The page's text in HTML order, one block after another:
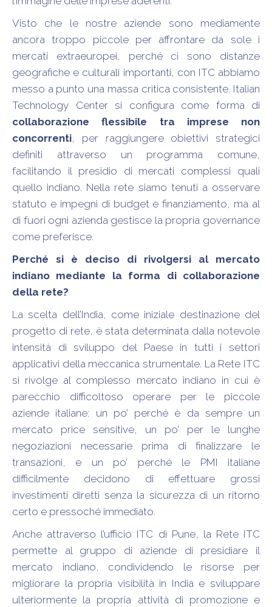
Visto che le nostre aziende sono mediamente
ancora troppo piccole per affrontare da sole i
mercati extraeuropei, perché ci sono distanze
geografiche e culturali importanti, con ITC abbiamo
messo a punto una massa critica consistente. Italian
Technology Center si configura come forma di
collaborazione flessibile tra imprese non
concorrenti, per raggiungere obiettivi strategici
definiti attraverso un programma comune,
facilitando il presidio di mercati complessi quali
quello indiano. Nella rete siamo tenuti a osservare
statuto e impegni di budget e finanziamento, ma al
di fuori ogni azienda gestisce la propria governance
come preferisce.
Perché si è deciso di rivolgersi al mercato
indiano mediante la forma di collaborazione
della rete?
La scelta dell’India, come iniziale destinazione del
progetto di rete, è stata determinata dalla notevole
intensità di sviluppo del Paese in tutti i settori
applicativi della meccanica strumentale. La Rete ITC
si rivolge al complesso mercato indiano in cui è
parecchio difficoltoso operare per le piccole
aziende italiane: un po’ perché è da sempre un
mercato price sensitive, un po’ per le lunghe
negoziazioni necessarie prima di finalizzare le
transazioni, e un po’ perché le PMI italiane
difficilmente decidono di effettuare grossi
investimenti diretti senza la sicurezza di un ritorno
certo e pressoché immediato.
Anche attraverso l’ufficio ITC di Pune, la Rete ITC
permette al gruppo di aziende di presidiare il
mercato indiano, condividendo le risorse per
migliorare la propria visibilità in India e sviluppare
ulteriormente la propria attività di promozione e